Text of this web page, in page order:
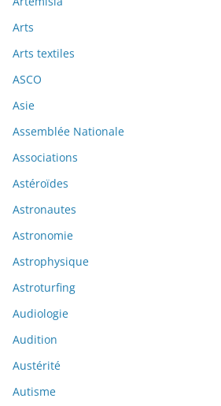
Arts
Arts textiles
ASCO
Asie
Assemblée Nationale
Associations
Astéroïdes
Astronautes
Astronomie
Astrophysique
Astroturfing
Audiologie
Audition
Austérité
Autisme